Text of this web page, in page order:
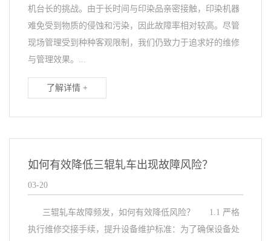
机台长的挑战。由于长时间与印染品亲密接触，印染机器
难免受到物质的侵蚀和污染，因此故障率相对较高。尽管
现场管理受到种种客观限制，我们仍致力于追求好的维修
与管理效果。...
了解详情 +
如何有效降低三辊轧车出现故障风险？
03-20
三辊轧车故障频发，如何有效降低风险？ 1.1 严格
执行维修交接手续，提升设备维护标准：为了确保设备处